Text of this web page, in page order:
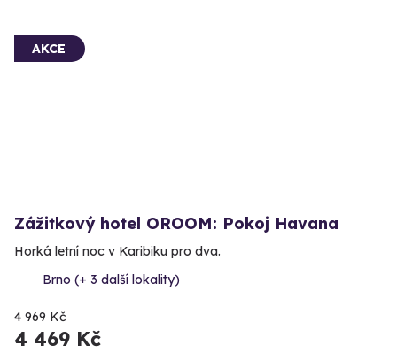
AKCE
Zážitkový hotel OROOM: Pokoj Havana
Horká letní noc v Karibiku pro dva.
Brno (+ 3 další lokality)
4 969 Kč
4 469 Kč